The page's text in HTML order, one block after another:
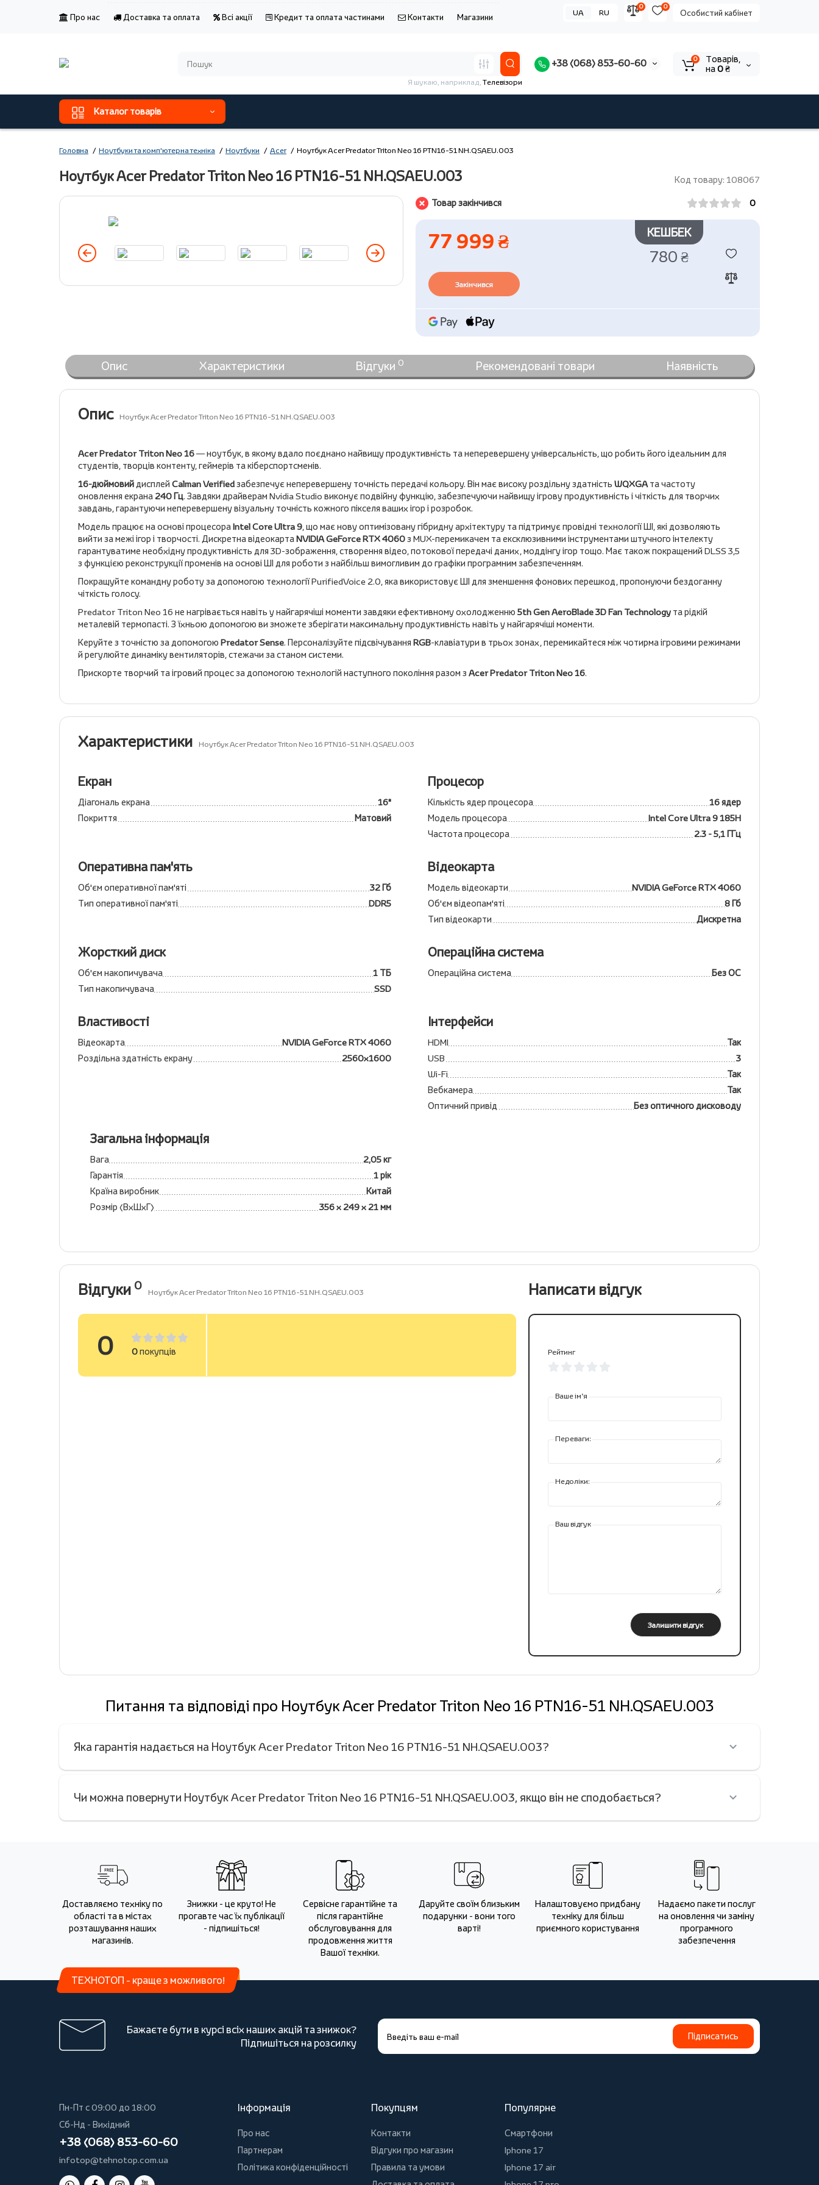
Про нас Доставка та оплата Всі акції Кредит та оплата частинами Контакти Магазини Особистий кабінет
0
0
UA RU
+38 (068) 853-60-60
Я шукаю, наприклад,Телевізори
0
Tоварів,
на0 ₴
Каталог товарів
Головна Ноутбуки та комп'ютерна техніка Ноутбуки Acer Ноутбук Acer Predator Triton Neo 16 PTN16-51 NH.QSAEU.003
Код товару: 108067
Ноутбук Acer Predator Triton Neo 16 PTN16-51 NH.QSAEU.003
Товар закінчився 0
77 999 ₴ КЕШБЕК
780 ₴
Закінчився
Опис Характеристики Відгуки 0 Рекомендовані товари Наявність
Опис Ноутбук Acer Predator Triton Neo 16 PTN16-51 NH.QSAEU.003
Acer Predator Triton Neo 16— ноутбук, в якому вдало поєднано найвищу продуктивність та неперевершену універсальність, що робить його ідеальним для
студентів, творців контенту, геймерів та кіберспортсменів.
16-дюймовийдисплей Calman Verifiedзабезпечує неперевершену точність передачі кольору. Він має високу роздільну здатність WQXGAта частоту
оновлення екрана240 Гц. Завдяки драйверам Nvidia Studio виконує подвійну функцію, забезпечуючи найвищу ігрову продуктивність і чіткість для творчих
завдань, гарантуючи неперевершену візуальну точність кожного пікселя ваших ігор і розробок.
Модель працює на основі процесораIntel Core Ultra 9, що має нову оптимізовану гібридну архітектуру та підтримує провідні технології ШІ, які дозволяють
вийти за межі ігор і творчості. Дискретна відеокартаNVIDIA GeForce RTX 4060з MUX-перемикачем та ексклюзивними інструментами штучного інтелекту
гарантуватиме необхідну продуктивність для 3D-зображення, створення відео, потокової передачі даних, моддінгу ігор тощо. Має також покращений DLSS 3,5
з функцією реконструкції променів на основі ШІ для роботи з найбільш вимогливим до графіки програмним забезпеченням.
Покращуйте командну роботу за допомогою технології PurifiedVoice 2.0, яка використовує ШІ для зменшення фонових перешкод, пропонуючи бездоганну
чіткість голосу.
Predator Triton Neo 16 не нагрівається навіть у найгарячіші моменти завдяки ефективному охолодженню 5th Gen AeroBlade 3D Fan Technology та рідкій
металевій термопасті. З їхньою допомогою ви зможете зберігати максимальну продуктивність навіть у найгарячіші моменти.
Керуйте з точністю за допомогою Predator Sense. Персоналізуйте підсвічування RGB-клавіатури в трьох зонах, перемикайтеся між чотирма ігровими режимами
й регулюйте динаміку вентиляторів, стежачи за станом системи.
Прискорте творчий та ігровий процес за допомогою технологій наступного покоління разом з Acer Predator Triton Neo 16.
Характеристики Ноутбук Acer Predator Triton Neo 16 PTN16-51 NH.QSAEU.003
Екран
Діагональ екрана
16"
Покриття
Матовий
Процесор
Кількість ядер процесора
16 ядер
Модель процесора
Intel Core Ultra 9 185H
Частота процесора
2.3 - 5,1 ГГц
Оперативна пам'ять
Об'єм оперативної пам'яті
32 Гб
Тип оперативної пам'яті
DDR5
Відеокарта
Модель відеокарти
NVIDIA GeForce RTX 4060
Об'єм відеопам'яті
8 Гб
Тип відеокарти
Дискретна
Жорсткий диск
Об'єм накопичувача
1 ТБ
Тип накопичувача
SSD
Операційна система
Операційна система Без ОС
Властивості
Відеокарта
NVIDIA GeForce RTX 4060
Роздільна здатність екрану
2560x1600
Інтерфейси
HDMI
Так
USB
3
Wi-Fi
Так
Вебкамера
Так
Оптичний привід
Без оптичного дисководу
Загальна інформація
Вага
2,05 кг
Гарантія
1 рік
Країна виробник
Китай
Розмір (ВхШхГ)
356 x 249 x 21 мм
Відгуки 0 Ноутбук Acer Predator Triton Neo 16 PTN16-51 NH.QSAEU.003
0 0покупців
Написати відгук
Рейтинг
Ваше ім’я
Переваги:
Недоліки:
Ваш відгук
Залишити відгук
Питання та відповіді про Ноутбук Acer Predator Triton Neo 16 PTN16-51 NH.QSAEU.003
Яка гарантія надається на Ноутбук Acer Predator Triton Neo 16 PTN16-51 NH.QSAEU.003?
Чи можна повернути Ноутбук Acer Predator Triton Neo 16 PTN16-51 NH.QSAEU.003, якщо він не сподобається?
Доставляємо техніку по
області та в містах
розташування наших
магазинів.
Знижки - це круто! Не
прогавте час їх публікації
- підпишіться!
Сервісне гарантійне та
після гарантійне
обслуговування для
продовження життя
Вашої техніки.
Даруйте своїм близьким
подарунки - вони того
варті!
Налаштовуємо придбану
техніку для більш
приємного користування
Надаємо пакети послуг
на оновлення чи заміну
програмного
забезпечення
ТЕХНОТОП - краще з можливого!
Бажаєте бути в курсі всіх наших акцій та знижок?
Підпишіться на розсилку
Підписатись
Пн-Пт с 09:00 до 18:00
Сб-Нд - Вихідний
+38 (068) 853-60-60
infotop@tehnotop.com.ua
Інформація
Про нас
Партнерам
Політика конфіденційності
Покупцям
Контакти
Відгуки про магазин
Правила та умови
Популярне
Смартфони
Iphone 17
Iphone 17 air